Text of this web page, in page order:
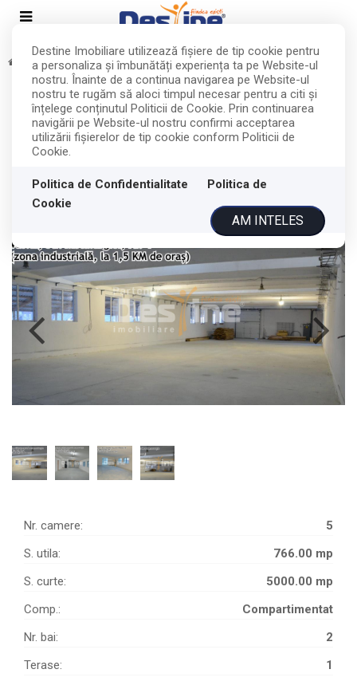
Destine Imobiliare utilizează fişiere de tip cookie pentru
a personaliza și îmbunătăți experiența ta pe Website-ul
nostru. Înainte de a continua navigarea pe Website-ul
nostru te rugăm să aloci timpul necesar pentru a citi și
înțelege conținutul Politicii de Cookie. Prin continuarea
navigării pe Website-ul nostru confirmi acceptarea
utilizării fişierelor de tip cookie conform Politicii de
Cookie.
Politica de Confidentialitate
Politica de
Cookie
AM INTELES
Inchiriere Spatii industriale Vaslui Industriala
Hala productie, zona Industriala,
Vaslui
ID: P5518
Nr. camere:
5
S. utila:
766.00 mp
S. curte:
5000.00 mp
Comp.:
Compartimentat
Nr. bai:
2
Terase:
1